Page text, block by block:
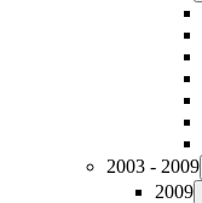
2003 - 2009
2009